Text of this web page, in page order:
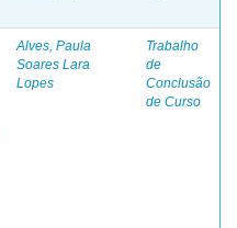
Alves, Paula
Soares Lara
Lopes
Trabalho
de
Conclusão
de Curso